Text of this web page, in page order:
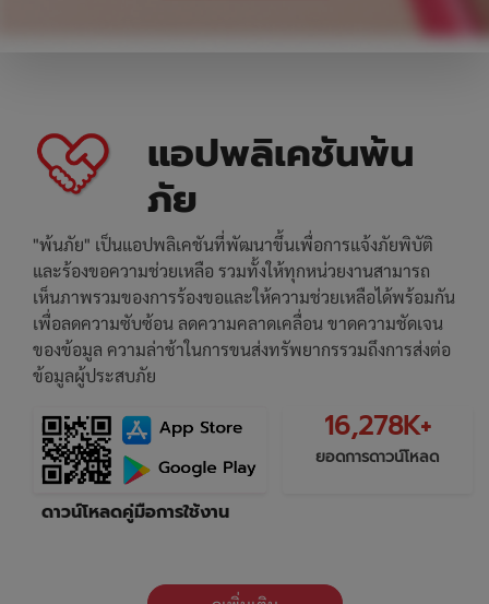
แอปพลิเคชันพ้น
ภัย
"พ้นภัย" เป็นแอปพลิเคชันที่พัฒนาขึ้นเพื่อการแจ้งภัยพิบัติ
และร้องขอความช่วยเหลือ รวมทั้งให้ทุกหน่วยงานสามารถ
เห็นภาพรวมของการร้องขอและให้ความช่วยเหลือได้พร้อมกัน
เพื่อลดความซับซ้อน ลดความคลาดเคลื่อน ขาดความชัดเจน
ของข้อมูล ความล่าช้าในการขนส่งทรัพยากรรวมถึงการส่งต่อ
ข้อมูลผู้ประสบภัย
16,278K+
ยอดการดาวน์โหลด
ดาวน์โหลดคู่มือการใช้งาน